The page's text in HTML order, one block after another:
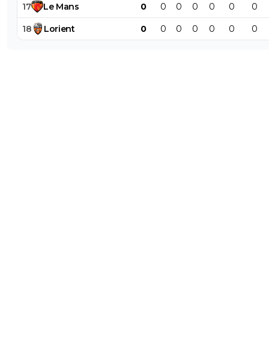
17 Le Mans 0 0 0 0 0 0 0
18 Lorient 0 0 0 0 0 0 0